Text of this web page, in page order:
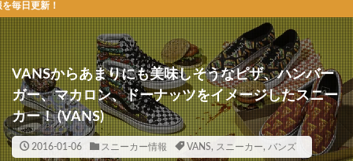
VANSからあまりにも美味しそうなピザ、ハンバー
ガー、マカロン、ドーナッツをイメージしたスニー
カー！ (VANS)
2016-01-06 スニーカー情報 VANS, スニーカー, バンズ